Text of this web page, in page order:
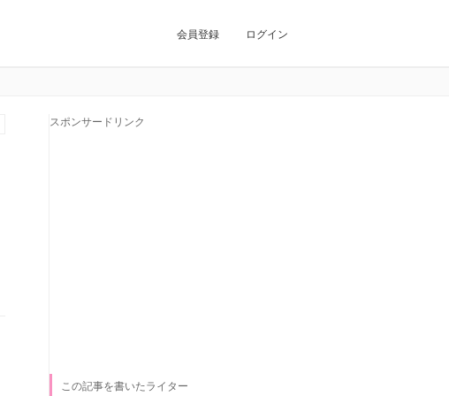
会員登録 ログイン
スポンサードリンク
この記事を書いたライター